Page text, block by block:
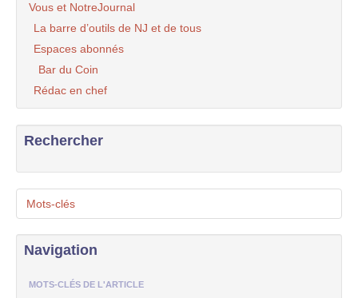
Vous et NotreJournal
La barre d’outils de NJ et de tous
Espaces abonnés
Bar du Coin
Rédac en chef
Rechercher
Mots-clés
Navigation
MOTS-CLÉS DE L'ARTICLE